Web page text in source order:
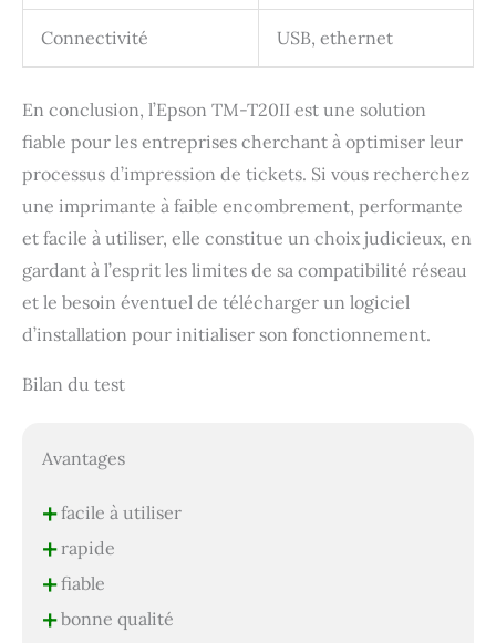
Connectivité USB, ethernet
En conclusion, l’Epson TM-T20II est une solution
fiable pour les entreprises cherchant à optimiser leur
processus d’impression de tickets. Si vous recherchez
une imprimante à faible encombrement, performante
et facile à utiliser, elle constitue un choix judicieux, en
gardant à l’esprit les limites de sa compatibilité réseau
et le besoin éventuel de télécharger un logiciel
d’installation pour initialiser son fonctionnement.
Bilan du test
Avantages
+facile à utiliser
+rapide
+fiable
+bonne qualité